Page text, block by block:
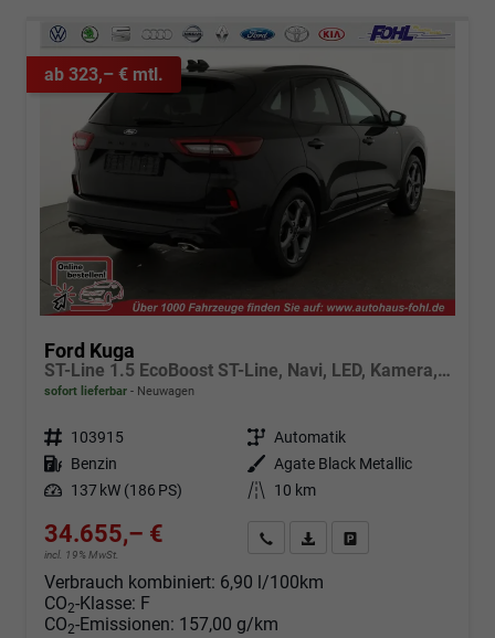
ab 323,– € mtl.
Ford Kuga
ST-Line 1.5 EcoBoost ST-Line, Navi, LED, Kamera, Winter, FS beheizbar
sofort lieferbar Neuwagen
Fahrzeugnr. 103915 Getriebe Automatik
Kraftstoff Benzin Außenfarbe Agate Black Metallic
Leistung 137 kW (186 PS) Kilometerstand 10 km
34.655,– €
incl. 19% MwSt.
Angebot anfordern
Fahrzeugexpose (PDF)
Verbrauch kombiniert: 6,90 l/100km
CO2-Klasse: F
CO2-Emissionen: 157,00 g/km